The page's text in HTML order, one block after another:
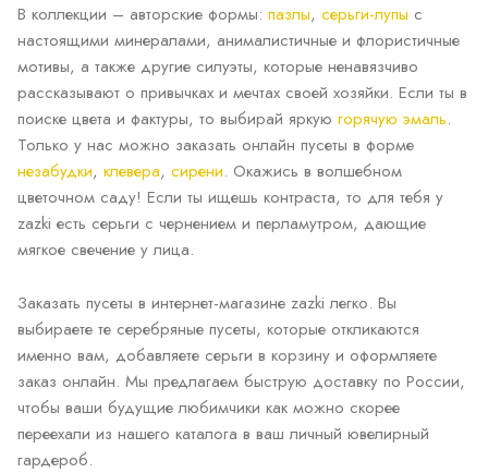
В коллекции – авторские формы: пазлы, серьги-лупы с
настоящими минералами, анималистичные и флористичные
мотивы, а также другие силуэты, которые ненавязчиво
рассказывают о привычках и мечтах своей хозяйки. Если ты в
поиске цвета и фактуры, то выбирай яркую горячую эмаль.
Только у нас можно заказать онлайн пусеты в форме
незабудки, клевера, сирени. Окажись в волшебном
цветочном саду! Если ты ищешь контраста, то для тебя у
zazki есть серьги с чернением и перламутром, дающие
мягкое свечение у лица.
Заказать пусеты в интернет-магазине zazki легко. Вы
выбираете те серебряные пусеты, которые откликаются
именно вам, добавляете серьги в корзину и оформляете
заказ онлайн. Мы предлагаем быструю доставку по России,
чтобы ваши будущие любимчики как можно скорее
переехали из нашего каталога в ваш личный ювелирный
гардероб.